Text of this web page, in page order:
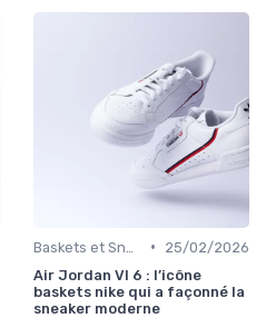
•
25/02/2026
Air Jordan VI 6 : l’icône
baskets nike qui a façonné la
sneaker moderne